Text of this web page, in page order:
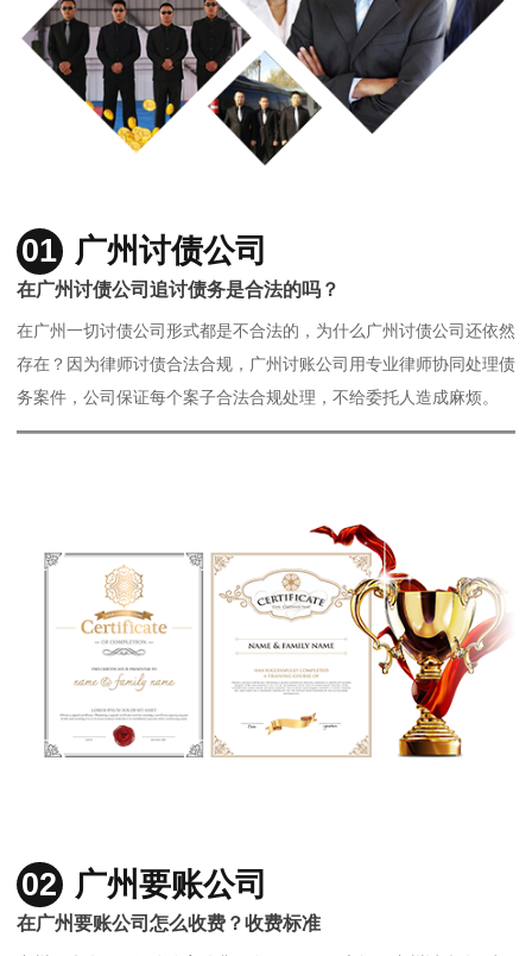
01 广州讨债公司
在广州讨债公司追讨债务是合法的吗？
在广州一切讨债公司形式都是不合法的，为什么广州讨债公司还依然
存在？因为律师讨债合法合规，广州讨账公司用专业律师协同处理债
务案件，公司保证每个案子合法合规处理，不给委托人造成麻烦。
02 广州要账公司
在广州要账公司怎么收费？收费标准